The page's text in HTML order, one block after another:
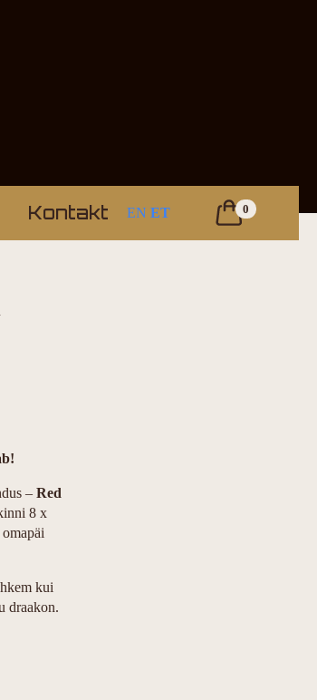
Kontakt EN ET 0
,
– Red
8 x
kui
draakon.